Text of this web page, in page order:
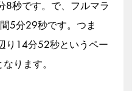
8秒です。で、フルマラ
5分29秒です。つま
り14分52秒というペー
ります。